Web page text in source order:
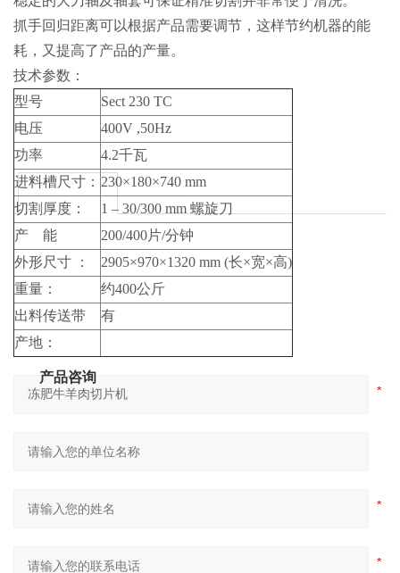
抓手回归距离可以根据产品需要调节，这样节约机器的能
耗，又提高了产品的产量。
技术参数：
型号
Sect 230 TC
电压
400V ,50Hz
功率
4.2千瓦
进料槽尺寸： 230×180×740 mm
切割厚度：
1 – 30/300 mm 螺旋刀
产 能
200/400片/分钟
外形尺寸 ：
2905×970×1320 mm (长×宽×高)
重量：
约400公斤
出料传送带
有
产地：
产品咨询